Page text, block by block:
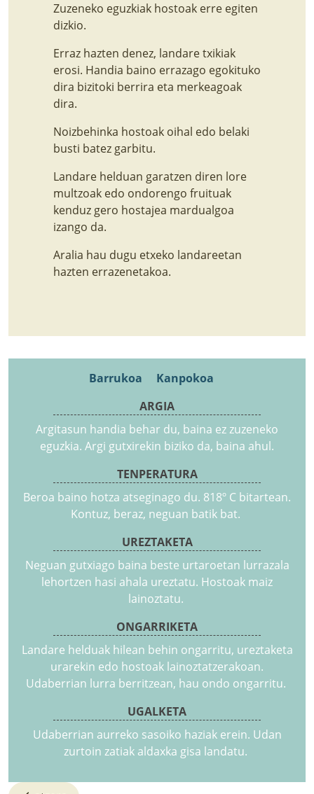
Zuzeneko eguzkiak hostoak erre egiten
dizkio.
Erraz hazten denez, landare txikiak
erosi. Handia baino errazago egokituko
dira bizitoki berrira eta merkeagoak
dira.
Noizbehinka hostoak oihal edo belaki
busti batez garbitu.
Landare helduan garatzen diren lore
multzoak edo ondorengo fruituak
kenduz gero hostajea mardualgoa
izango da.
Aralia hau dugu etxeko landareetan
hazten errazenetakoa.
Barrukoa
Kanpokoa
ARGIA
Argitasun handia behar du, baina ez zuzeneko
eguzkia. Argi gutxirekin biziko da, baina ahul.
TENPERATURA
Beroa baino hotza atseginago du. 818º C bitartean.
Kontuz, beraz, neguan batik bat.
UREZTAKETA
Neguan gutxiago baina beste urtaroetan lurrazala
lehortzen hasi ahala ureztatu. Hostoak maiz
lainoztatu.
ONGARRIKETA
Landare helduak hilean behin ongarritu, ureztaketa
urarekin edo hostoak lainoztatzerakoan.
Udaberrian lurra berritzean, hau ondo ongarritu.
UGALKETA
Udaberrian aurreko sasoiko haziak erein. Udan
zurtoin zatiak aldaxka gisa landatu.